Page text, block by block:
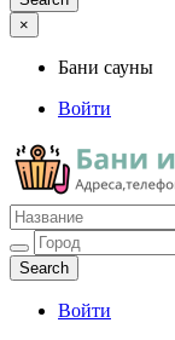
×
Бани сауны
Войти
Бани сауны
Адреса и телефоны
Войти